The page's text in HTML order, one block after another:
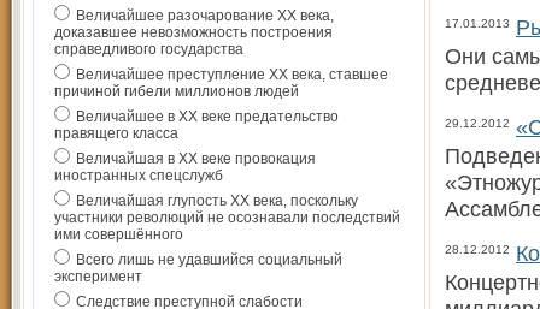
Величайшее разочарование ХХ века,
доказавшее невозможность построения
справедливого государства
Величайшее преступление ХХ века, ставшее
причиной гибели миллионов людей
Величайшее в ХХ веке предательство
правящего класса
Величайшая в ХХ веке провокация
иностранных спецслужб
Величайшая глупость ХХ века, поскольку
участники революций не осознавали последствий
ими совершённого
Всего лишь не удавшийся социальный
эксперимент
Следствие преступной слабости
17.01.2013
Они
29.12.2012
28.12.2012